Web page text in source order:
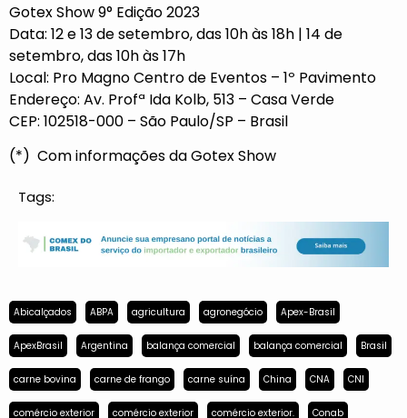
Gotex Show 9° Edição 2023
Data: 12 e 13 de setembro, das 10h às 18h | 14 de
setembro, das 10h às 17h
Local: Pro Magno Centro de Eventos – 1º Pavimento
Endereço: Av. Profª Ida Kolb, 513 – Casa Verde
CEP: 102518-000 – São Paulo/SP – Brasil
(*) Com informações da Gotex Show
Tags:
Abicalçados ABPA agricultura agronegócio Apex-Brasil
ApexBrasil Argentina balança comercial balança comercial Brasil
carne bovina carne de frango carne suína China CNA CNI
comércio exterior comércio exterior comércio exterior. Conab